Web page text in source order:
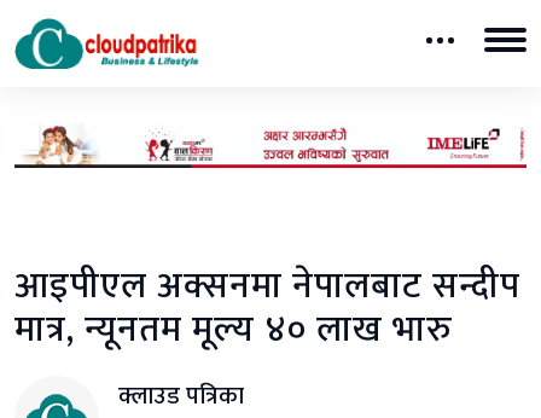
आइपीएल अक्सनमा नेपालबाट सन्दीप
मात्र, न्यूनतम मूल्य ४० लाख भारु
क्लाउड पत्रिका